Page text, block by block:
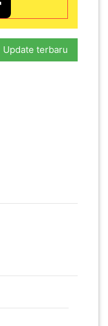
Update terbaru